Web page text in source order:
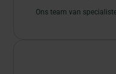
Ons team van